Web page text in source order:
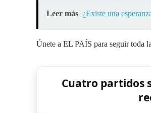
Leer más ¿Existe una
Únete a EL PAÍS para seguir toda
Cuatro partidos